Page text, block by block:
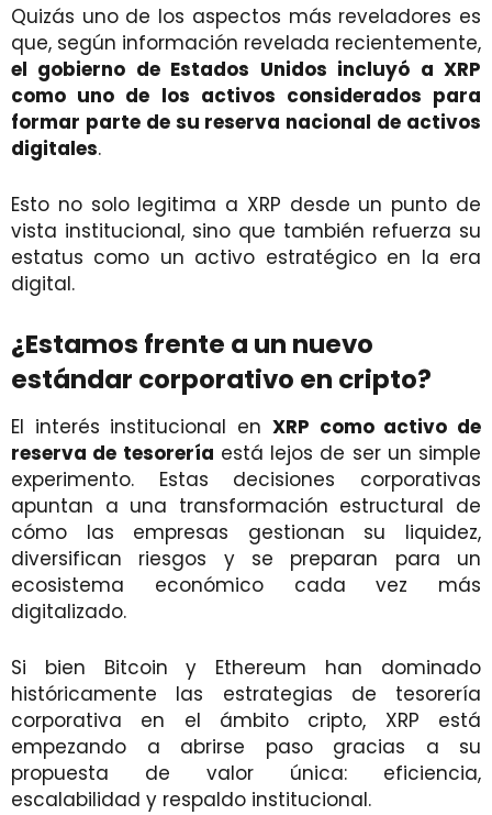
Quizás uno de los aspectos más reveladores es
que, según información revelada recientemente,
el gobierno de Estados Unidos incluyó a XRP
como uno de los activos considerados para
formar parte de su reserva nacional de activos
digitales.
Esto no solo legitima a XRP desde un punto de
vista institucional, sino que también refuerza su
estatus como un activo estratégico en la era
digital.
¿Estamos frente a un nuevo
estándar corporativo en cripto?
El interés institucional en XRP como activo de
reserva de tesorería está lejos de ser un simple
experimento. Estas decisiones corporativas
apuntan a una transformación estructural de
cómo las empresas gestionan su liquidez,
diversifican riesgos y se preparan para un
ecosistema económico cada vez más
digitalizado.
Si bien Bitcoin y Ethereum han dominado
históricamente las estrategias de tesorería
corporativa en el ámbito cripto, XRP está
empezando a abrirse paso gracias a su
propuesta de valor única: eficiencia,
escalabilidad y respaldo institucional.